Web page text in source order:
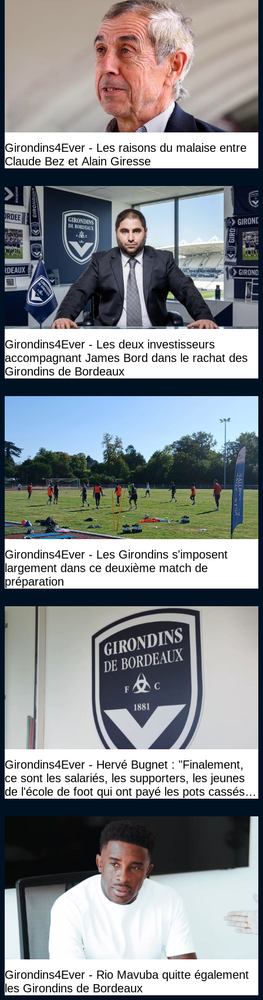
Girondins4Ever - Les raisons du malaise entre
Claude Bez et Alain Giresse
Girondins4Ever - Les deux investisseurs
accompagnant James Bord dans le rachat des
Girondins de Bordeaux
Girondins4Ever - Les Girondins s'imposent
largement dans ce deuxième match de
préparation
Girondins4Ever - Hervé Bugnet : "Finalement,
ce sont les salariés, les supporters, les jeunes
de l'école de foot qui ont payé les pots cassés
Girondins4Ever - Rio Mavuba quitte également
les Girondins de Bordeaux